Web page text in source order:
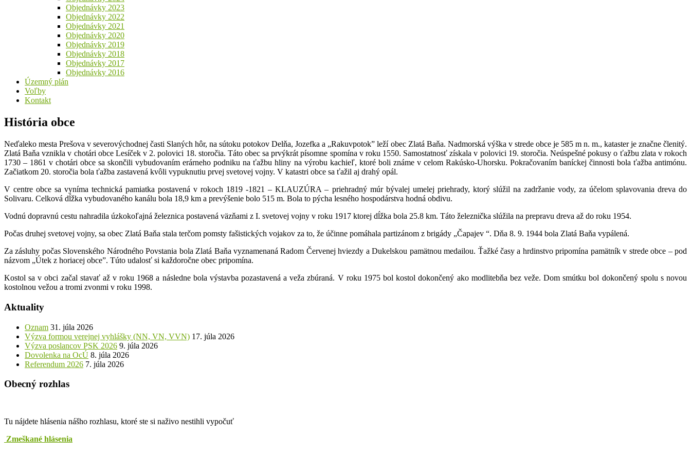
Objednávky 2023
Objednávky 2022
Objednávky 2021
Objednávky 2020
Objednávky 2019
Objednávky 2018
Objednávky 2017
Objednávky 2016
Územný plán
Voľby
Kontakt
História obce
Neďaleko mesta Prešova v severovýchodnej časti Slaných hôr, na sútoku potokov Delňa, Jozefka a „Rakuvpotok” leží obec Zlatá Baňa. Nadmorská výška v strede obce je 585 m n. m., kataster je značne členitý.
Zlatá Baňa vznikla v chotári obce Lesíček v 2. polovici 18. storočia. Táto obec sa prvýkrát písomne spomína v roku 1550. Samostatnosť získala v polovici 19. storočia. Neúspešné pokusy o ťažbu zlata v rokoch
1730 – 1861 v chotári obce sa skončili vybudovaním erárneho podniku na ťažbu hliny na výrobu kachieľ, ktoré boli známe v celom Rakúsko-Uhorsku. Pokračovaním baníckej činnosti bola ťažba antimónu.
Začiatkom 20. storočia bola ťažba zastavená kvôli vypuknutiu prvej svetovej vojny. V katastri obce sa ťažil aj drahý opál.
V centre obce sa vyníma technická pamiatka postavená v rokoch 1819 -1821 – KLAUZÚRA – priehradný múr bývalej umelej priehrady, ktorý slúžil na zadržanie vody, za účelom splavovania dreva do
Solivaru. Celková dĺžka vybudovaného kanálu bola 18,9 km a prevýšenie bolo 515 m. Bola to pýcha lesného hospodárstva hodná obdivu.
Vodnú dopravnú cestu nahradila úzkokoľajná železnica postavená väzňami z I. svetovej vojny v roku 1917 ktorej dĺžka bola 25.8 km. Táto železnička slúžila na prepravu dreva až do roku 1954.
Počas druhej svetovej vojny, sa obec Zlatá Baňa stala terčom pomsty fašistických vojakov za to, že účinne pomáhala partizánom z brigády „Čapajev “. Dňa 8. 9. 1944 bola Zlatá Baňa vypálená.
Za zásluhy počas Slovenského Národného Povstania bola Zlatá Baňa vyznamenaná Radom Červenej hviezdy a Dukelskou pamätnou medailou. Ťažké časy a hrdinstvo pripomína pamätník v strede obce – pod
názvom „Útek z horiacej obce”. Túto udalosť si každoročne obec pripomína.
Kostol sa v obci začal stavať až v roku 1968 a následne bola výstavba pozastavená a veža zbúraná. V roku 1975 bol kostol dokončený ako modlitebňa bez veže. Dom smútku bol dokončený spolu s novou
kostolnou vežou a tromi zvonmi v roku 1998.
Aktuality
Oznam 31. júla 2026
Výzva formou verejnej vyhlášky (NN, VN, VVN) 17. júla 2026
Výzva poslancov PSK 2026 9. júla 2026
Dovolenka na OcÚ 8. júla 2026
Referendum 2026 7. júla 2026
Obecný rozhlas
Tu nájdete hlásenia nášho rozhlasu, ktoré ste si naživo nestihli vypočuť
Zmeškané hlásenia